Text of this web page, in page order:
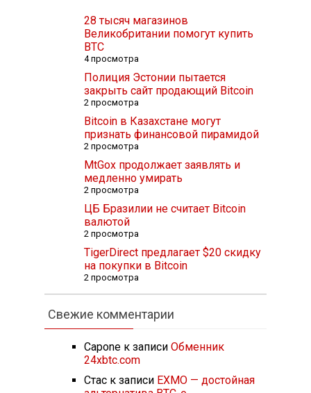
28 тысяч магазинов
Великобритании помогут купить
BTC
4 просмотра
Полиция Эстонии пытается
закрыть сайт продающий Bitcoin
2 просмотра
Bitcoin в Казахстане могут
признать финансовой пирамидой
2 просмотра
MtGox продолжает заявлять и
медленно умирать
2 просмотра
ЦБ Бразилии не считает Bitcoin
валютой
2 просмотра
TigerDirect предлагает $20 скидку
на покупки в Bitcoin
2 просмотра
Свежие комментарии
Caponeк записи Обменник
24xbtc.com
Стаск записи EXMO — достойная